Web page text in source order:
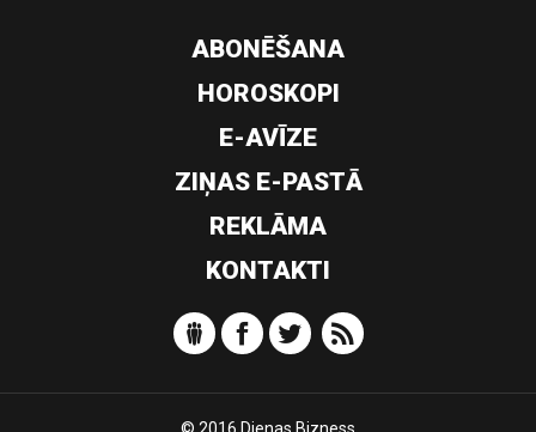
ABONĒŠANA
HOROSKOPI
E-AVĪZE
ZIŅAS E-PASTĀ
REKLĀMA
KONTAKTI